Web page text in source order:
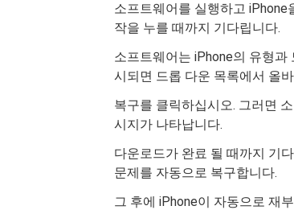
소프트웨어를 실행하고
작을 누를 때까지 기다립니다.
소프트웨어는 iPhone의 유형
시되면 드롭 다운 목록에서 올
복구를 클릭하십시오. 그러면
시지가 나타납니다.
다운로드가 완료 될 때까지 기
문제를 자동으로 복구합니다.
그 후에 iPhone이 자동으로 재